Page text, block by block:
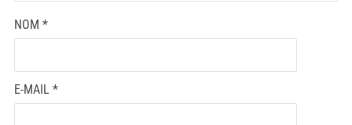
NOM *
E-MAIL *